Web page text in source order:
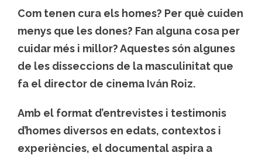
Com tenen cura els homes? Per què cuiden
menys que les dones? Fan alguna cosa per
cuidar més i millor? Aquestes són algunes
de les disseccions de la masculinitat que
fa el director de cinema Iván Roiz.
Amb el format d’entrevistes i testimonis
d’homes diversos en edats, contextos i
experiències, el documental aspira a